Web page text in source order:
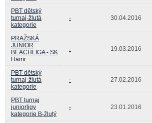
PBT dětský
turnaj-žlutá
kategorie
- 30.04.2016
PRAŽSKÁ
JUNIOR
BEACHLIGA - SK
Hamr
- 19.03.2016
PBT dětský
turnaj-žlutá
kategorie
- 27.02.2016
PBT turnaj
juniorligy
kategorie B-žlutý
- 23.01.2016